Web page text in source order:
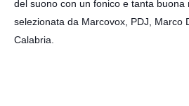
del suono con un fonico e tanta buona
selezionata da Marcovox , PDJ,
Calabria.